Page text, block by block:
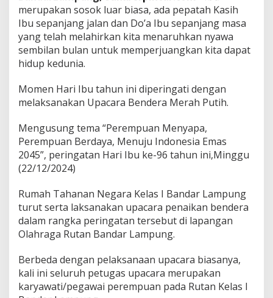
g
R
a
y
a
n
H
r
i
I
b
e
n
g
a
n
U
a
c
a
merupakan sosok luar biasa, ada pepatah Kasih
Ibu sepanjang jalan dan Do’a Ibu sepanjang masa
yang telah melahirkan kita menaruhkan nyawa
sembilan bulan untuk memperjuangkan kita dapat
hidup kedunia.
Momen Hari Ibu tahun ini diperingati dengan
melaksanakan Upacara Bendera Merah Putih.
Mengusung tema “Perempuan Menyapa,
Perempuan Berdaya, Menuju Indonesia Emas
2045”, peringatan Hari Ibu ke-96 tahun ini,Minggu
(22/12/2024)
Rumah Tahanan Negara Kelas I Bandar Lampung
turut serta laksanakan upacara penaikan bendera
dalam rangka peringatan tersebut di lapangan
Olahraga Rutan Bandar Lampung.
Berbeda dengan pelaksanaan upacara biasanya,
kali ini seluruh petugas upacara merupakan
karyawati/pegawai perempuan pada Rutan Kelas I